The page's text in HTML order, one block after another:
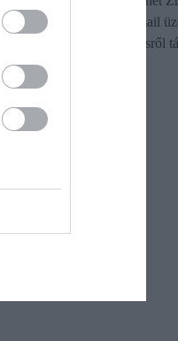
visszaélve, adathalász e-mail
amelyben sikertelen fizetésről
figyelmeztetett a cég.